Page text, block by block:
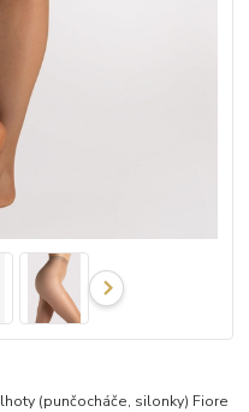
(punčocháče, silonky) Fiore